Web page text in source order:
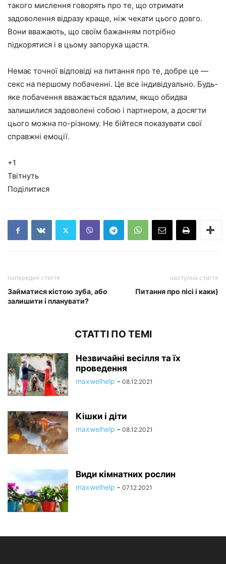
такого мислення говорять про те, що отримати
задоволення відразу краще, ніж чекати цього довго.
Вони вважають, що своїм бажанням потрібно
підкорятися і в цьому запорука щастя.
Немає точної відповіді на питання про те, добре це —
секс на першому побаченні. Це все індивідуально. Будь-
яке побачення вважається вдалим, якщо обидва
залишилися задоволені собою і партнером, а досягти
цього можна по-різному. Не бійтеся показувати свої
справжні емоції.
+1
Твітнуть
Поділитися
попередня стаття
Займатися кістою зуба, або
залишити і планувати?
наступна стаття
Питання про пісі і каки)
СТАТТІ ПО ТЕМІ
Незвичайні весілля та їх
проведення
maxwelhelp - 08.12.2021
Кішки і діти
maxwelhelp - 08.12.2021
Види кімнатних рослин
maxwelhelp - 07.12.2021